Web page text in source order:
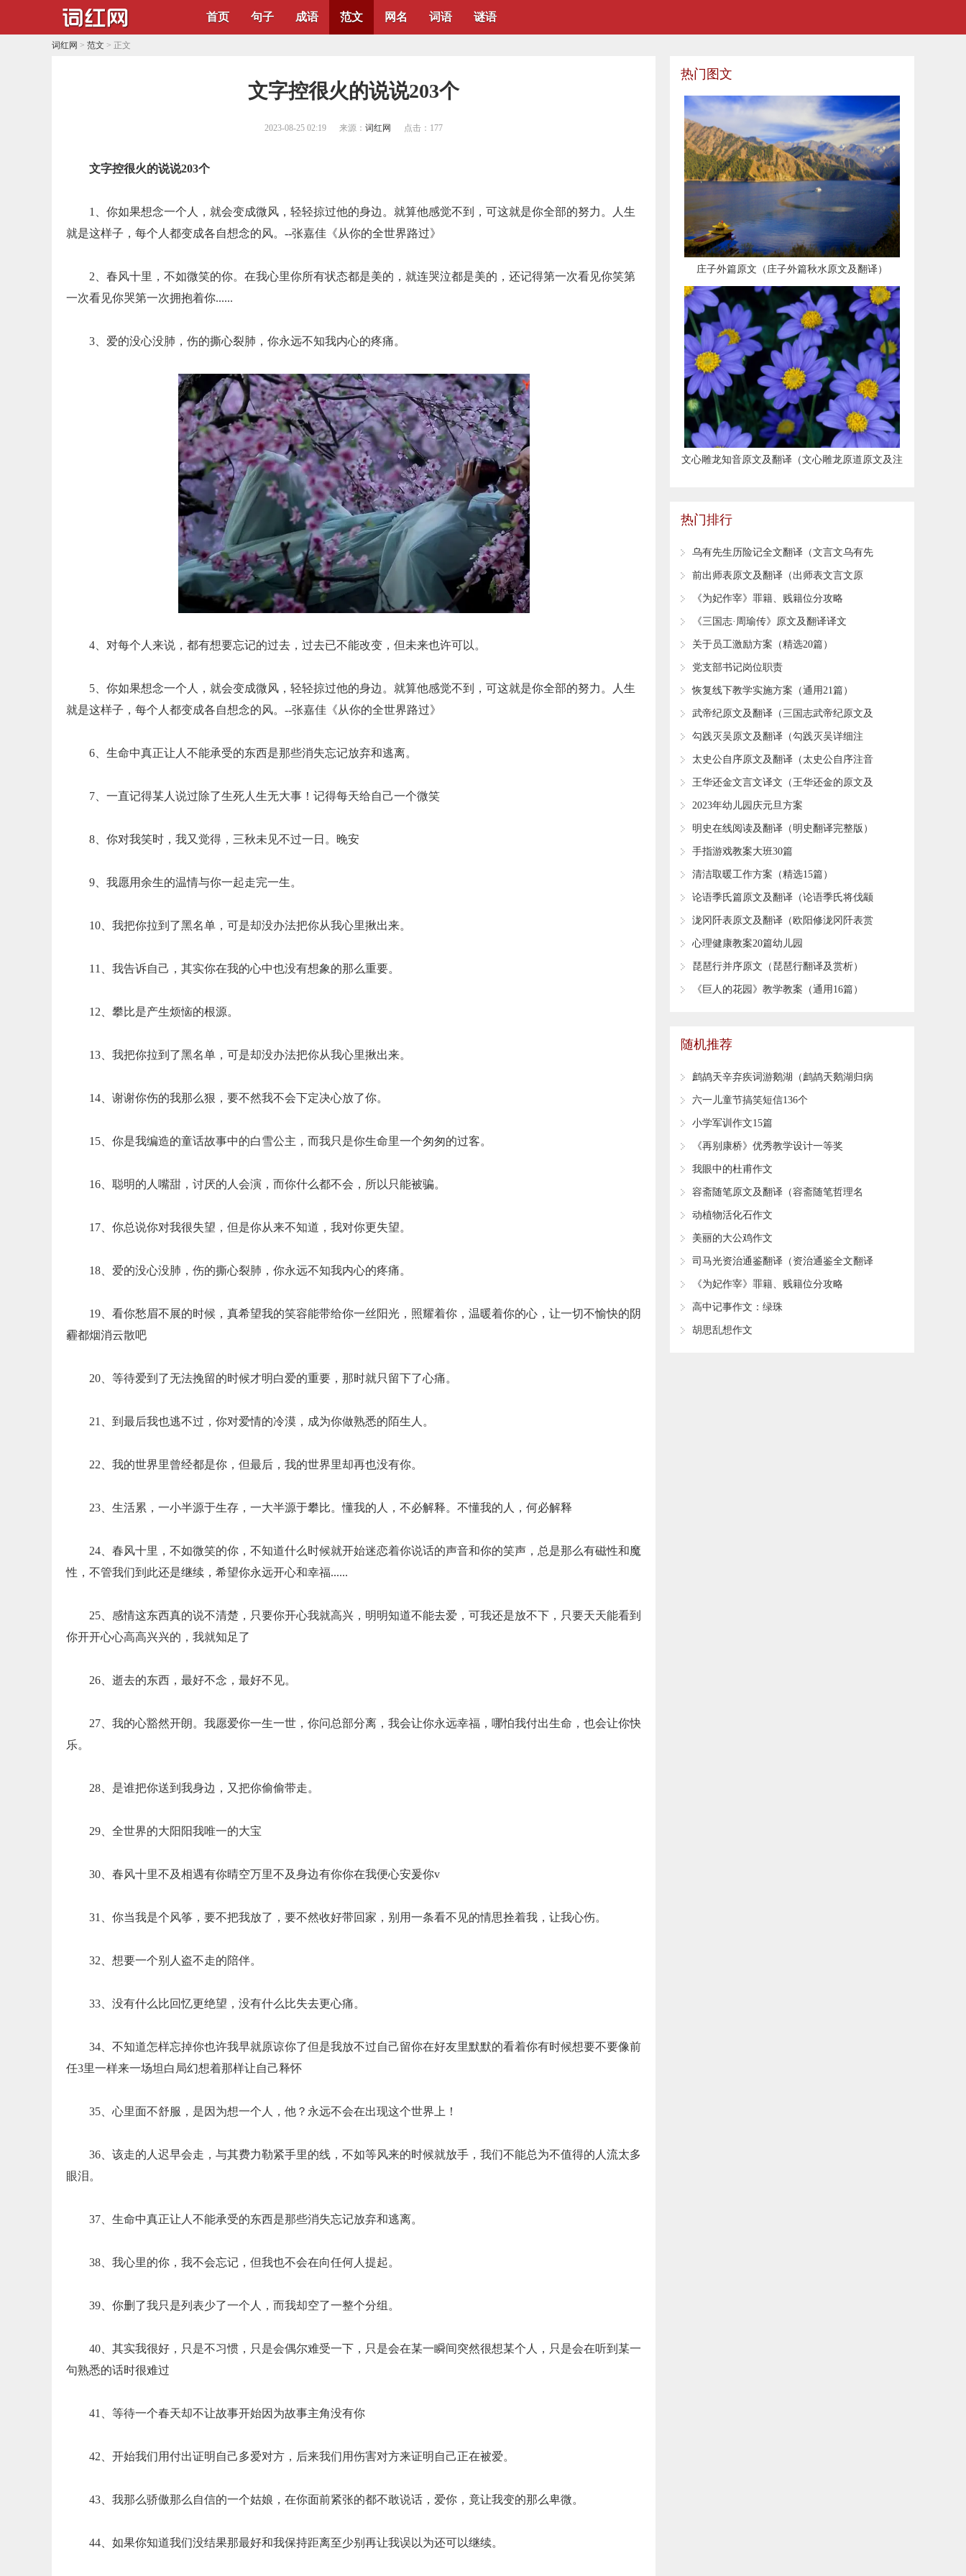
首页 句子 成语 范文 网名 词语 谜语
词红网 > 范文 > 正文
​文字控很火的说说203个
2023-08-25 02:19 来源： 词红网 点击： 177
文字控很火的说说203个
1、你如果想念一个人，就会变成微风，轻轻掠过他的身边。就算他感觉不到，可这就是你全部的努力。人生
就是这样子，每个人都变成各自想念的风。--张嘉佳《从你的全世界路过》
2、春风十里，不如微笑的你。在我心里你所有状态都是美的，就连哭泣都是美的，还记得第一次看见你笑第
一次看见你哭第一次拥抱着你......
3、爱的没心没肺，伤的撕心裂肺，你永远不知我内心的疼痛。
4、对每个人来说，都有想要忘记的过去，过去已不能改变，但未来也许可以。
5、你如果想念一个人，就会变成微风，轻轻掠过他的身边。就算他感觉不到，可这就是你全部的努力。人生
就是这样子，每个人都变成各自想念的风。--张嘉佳《从你的全世界路过》
6、生命中真正让人不能承受的东西是那些消失忘记放弃和逃离。
7、一直记得某人说过除了生死人生无大事！记得每天给自己一个微笑
8、你对我笑时，我又觉得，三秋未见不过一日。晚安
9、我愿用余生的温情与你一起走完一生。
10、我把你拉到了黑名单，可是却没办法把你从我心里揪出来。
11、我告诉自己，其实你在我的心中也没有想象的那么重要。
12、攀比是产生烦恼的根源。
13、我把你拉到了黑名单，可是却没办法把你从我心里揪出来。
14、谢谢你伤的我那么狠，要不然我不会下定决心放了你。
15、你是我编造的童话故事中的白雪公主，而我只是你生命里一个匆匆的过客。
16、聪明的人嘴甜，讨厌的人会演，而你什么都不会，所以只能被骗。
17、你总说你对我很失望，但是你从来不知道，我对你更失望。
18、爱的没心没肺，伤的撕心裂肺，你永远不知我内心的疼痛。
19、看你愁眉不展的时候，真希望我的笑容能带给你一丝阳光，照耀着你，温暖着你的心，让一切不愉快的阴
霾都烟消云散吧
20、等待爱到了无法挽留的时候才明白爱的重要，那时就只留下了心痛。
21、到最后我也逃不过，你对爱情的冷漠，成为你做熟悉的陌生人。
22、我的世界里曾经都是你，但最后，我的世界里却再也没有你。
23、生活累，一小半源于生存，一大半源于攀比。懂我的人，不必解释。不懂我的人，何必解释
24、春风十里，不如微笑的你，不知道什么时候就开始迷恋着你说话的声音和你的笑声，总是那么有磁性和魔
性，不管我们到此还是继续，希望你永远开心和幸福......
25、感情这东西真的说不清楚，只要你开心我就高兴，明明知道不能去爱，可我还是放不下，只要天天能看到
你开开心心高高兴兴的，我就知足了
26、逝去的东西，最好不念，最好不见。
27、我的心豁然开朗。我愿爱你一生一世，你问总部分离，我会让你永远幸福，哪怕我付出生命，也会让你快
乐。
28、是谁把你送到我身边，又把你偷偷带走。
29、全世界的大阳阳我唯一的大宝
30、春风十里不及相遇有你晴空万里不及身边有你你在我便心安爰你v
31、你当我是个风筝，要不把我放了，要不然收好带回家，别用一条看不见的情思拴着我，让我心伤。
32、想要一个别人盗不走的陪伴。
33、没有什么比回忆更绝望，没有什么比失去更心痛。
34、不知道怎样忘掉你也许我早就原谅你了但是我放不过自己留你在好友里默默的看着你有时候想要不要像前
任3里一样来一场坦白局幻想着那样让自己释怀
35、心里面不舒服，是因为想一个人，他？永远不会在出现这个世界上！
36、该走的人迟早会走，与其费力勒紧手里的线，不如等风来的时候就放手，我们不能总为不值得的人流太多
眼泪。
37、生命中真正让人不能承受的东西是那些消失忘记放弃和逃离。
38、我心里的你，我不会忘记，但我也不会在向任何人提起。
39、你删了我只是列表少了一个人，而我却空了一整个分组。
40、其实我很好，只是不习惯，只是会偶尔难受一下，只是会在某一瞬间突然很想某个人，只是会在听到某一
句熟悉的话时很难过
41、等待一个春天却不让故事开始因为故事主角没有你
42、开始我们用付出证明自己多爱对方，后来我们用伤害对方来证明自己正在被爱。
43、我那么骄傲那么自信的一个姑娘，在你面前紧张的都不敢说话，爱你，竟让我变的那么卑微。
44、如果你知道我们没结果那最好和我保持距离至少别再让我误以为还可以继续。
热门图文
​庄子外篇原文（庄子外篇秋水原文及翻译）
​文心雕龙知音原文及翻译（文心雕龙原道原文及注
热门排行
​乌有先生历险记全文翻译（文言文乌有先
生历险记全文）
​前出师表原文及翻译（出师表文言文原
文）
​《为妃作宰》罪籍、贱籍位分攻略
​《三国志·周瑜传》原文及翻译译文
​关于员工激励方案（精选20篇）
​党支部书记岗位职责
​恢复线下教学实施方案（通用21篇）
​武帝纪原文及翻译（三国志武帝纪原文及
翻译）
​勾践灭吴原文及翻译（勾践灭吴详细注
释）
​太史公自序原文及翻译（太史公自序注音
完整版）
​王华还金文言文译文（王华还金的原文及
翻译）
​2023年幼儿园庆元旦方案
​明史在线阅读及翻译（明史翻译完整版）
​手指游戏教案大班30篇
​清洁取暖工作方案（精选15篇）
​论语季氏篇原文及翻译（论语季氏将伐颛
臾原文及翻译）
​泷冈阡表原文及翻译（欧阳修泷冈阡表赏
析）
​心理健康教案20篇幼儿园
​琵琶行并序原文（琵琶行翻译及赏析）
​《巨人的花园》教学教案（通用16篇）
随机推荐
​鹧鸪天辛弃疾词游鹅湖（鹧鸪天鹅湖归病
起作翻译）
​六一儿童节搞笑短信136个
​小学军训作文15篇
​《再别康桥》优秀教学设计一等奖
​我眼中的杜甫作文
​容斋随笔原文及翻译（容斋随笔哲理名
句）
​动植物活化石作文
​美丽的大公鸡作文
​司马光资治通鉴翻译（资治通鉴全文翻译
赏析）
​《为妃作宰》罪籍、贱籍位分攻略
​高中记事作文：绿珠
​胡思乱想作文